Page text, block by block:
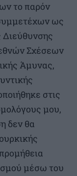
το παρόν
ως
Διεύθυνσης
Σχέσεων
Άμυνας,
στις
μου,
δεν θα
μέσω του